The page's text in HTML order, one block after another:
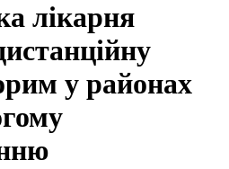
лікарня
у районах